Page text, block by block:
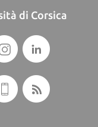
di Corsica